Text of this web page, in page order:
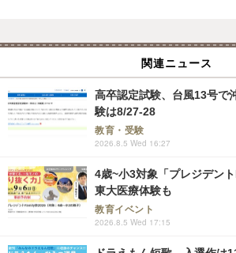
関連ニュース
高卒認定試験、台風13号で
験は8/27-28
教育・受験
2026.8.5 Wed 16:27
4歳~小3対象「プレジデン
東大医療体験も
教育イベント
2026.8.5 Wed 17:15